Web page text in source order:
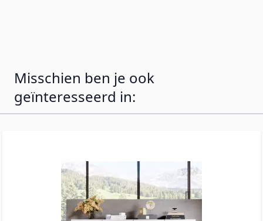
Misschien ben je ook
geïnteresseerd in: